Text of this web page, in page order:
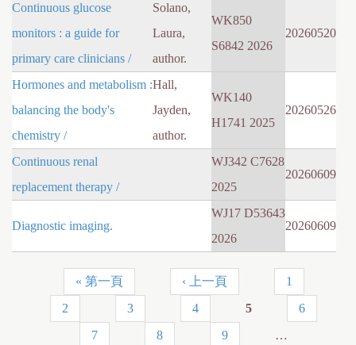
Continuous glucose
monitors : a guide for
primary care clinicians /
Solano,
Laura,
author.
WK850
S6842 2026
20260520
Hormones and metabolism :
balancing the body's
chemistry /
Hall,
Jayden,
author.
WK140
H1741 2025
20260526
Continuous renal
replacement therapy /
WJ342 C7628
2025
20260609
Diagnostic imaging.
WJ17 D53643
2026
20260609
« 第一頁 ‹ 上一頁
1
2
3 4 5
6
7
8 9
…